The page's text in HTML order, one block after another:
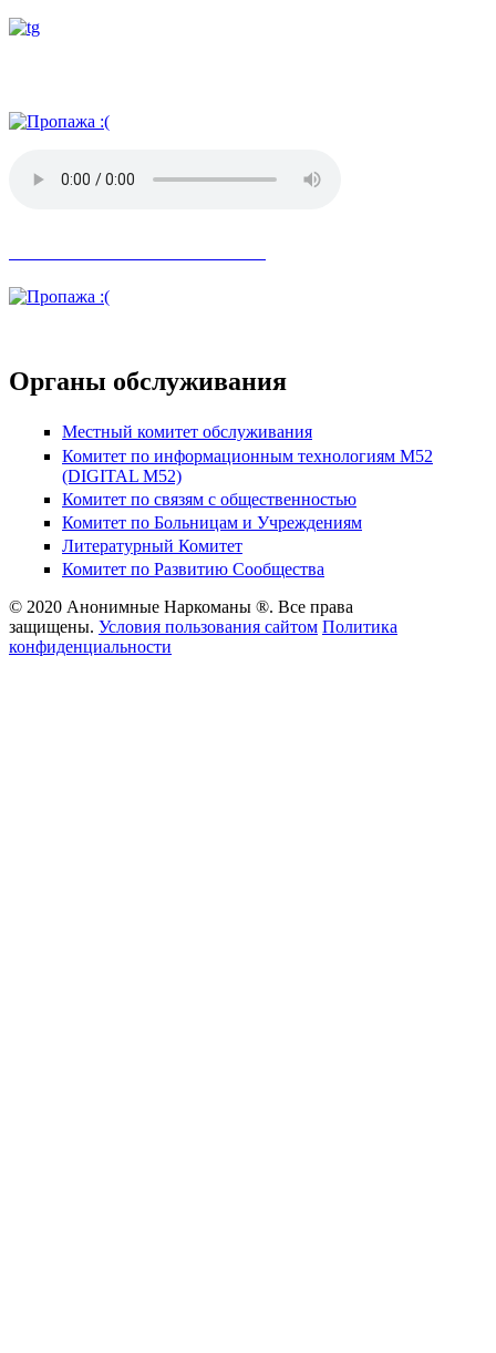
Органы обслуживания
Местный комитет обслуживания
Комитет по информационным технологиям М52
(DIGITAL M52)
Комитет по связям с общественностью
Комитет по Больницам и Учреждениям
Литературный Комитет
Комитет по Развитию Сообщества
© 2020 Анонимные Наркоманы ®. Все права
защищены. Условия пользования сайтом Политика
конфиденциальности